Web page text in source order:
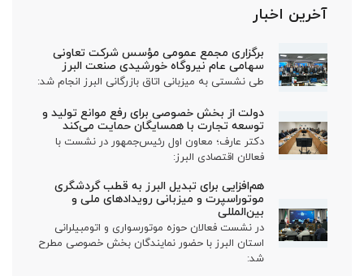
آخرین اخبار
برگزاری مجمع عمومی مؤسس شرکت تعاونی
سهامی عام نیروگاه خورشیدی صنعت البرز
طی نشستی به میزبانی اتاق بازرگانی البرز انجام شد:
دولت از بخش خصوصی برای رفع موانع تولید و
توسعه تجارت با همسایگان حمایت می‌کند
دکتر عارف؛ معاون اول رئیس‌جمهور در نشست با
فعالان اقتصادی البرز:
هم‌افزایی برای تبدیل البرز به قطب گردشگری
موتوراسپرت و میزبانی رویدادهای ملی و
بین‌المللی
در نشست فعالان حوزه موتورسواری و اتومبیلرانی
استان البرز با حضور نمایندگان بخش خصوصی مطرح
شد: